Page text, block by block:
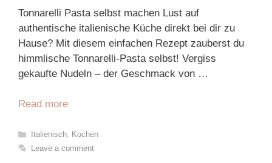
Tonnarelli Pasta selbst machen Lust auf
authentische italienische Küche direkt bei dir zu
Hause? Mit diesem einfachen Rezept zauberst du
himmlische Tonnarelli-Pasta selbst! Vergiss
gekaufte Nudeln – der Geschmack von …
Read more
Categories
Italienisch, Kochen
Leave a comment